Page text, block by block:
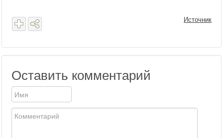
Источник
Оставить комментарий